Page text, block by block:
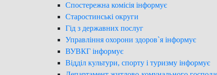
Спостережна комісія інформує
Старостинські округи
Гід з державних послуг
Управління охорони здоров`я інформує
ВУВКГ інформує
Відділ культури, спорту і туризму інформує